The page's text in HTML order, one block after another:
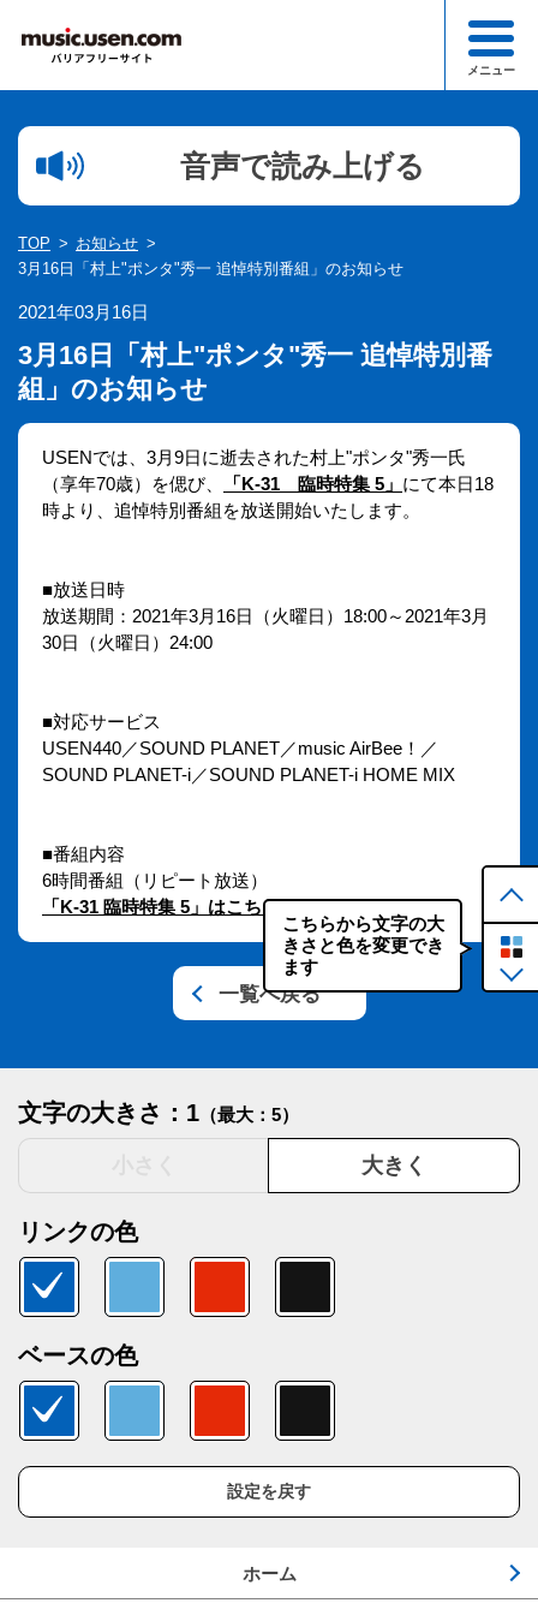
メニュー
検索
1文字以下での検索はできません。
ジャンル一覧
このサイトについて
お申込み・お問合わせ
音声で読み上げる
TOP
お知らせ
3月16日「村上"ポンタ"秀一 追悼特別番組」のお知らせ
2021年03月16日
3月16日「村上"ポンタ"秀一 追悼特別番
組」のお知らせ
USENでは、3月9日に逝去された村上"ポンタ"秀一氏
（享年70歳）を偲び、
「K-31 臨時特集 5」 にて本日18
時より、追悼特別番組を放送開始いたします。
■放送日時
放送期間：2021年3月16日（火曜日）18:00～2021年3月
30日（火曜日）24:00
■対応サービス
USEN440／SOUND PLANET／music AirBee！／
SOUND PLANET-i／SOUND PLANET-i HOME MIX
■番組内容
6時間番組（リピート放送）
「K-31 臨時特集 5」はこちら
一覧へ戻る
文字の大きさ：1 （最大：5）
大きく
リンクの色
ベースの色
設定を戻す
ホーム
こちらから文字の大
きさと色を変更でき
ます